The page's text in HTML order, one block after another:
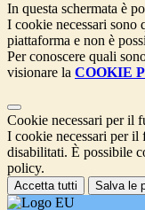
In questa schermata è
I cookie necessari sono
piattaforma e non è
Per conoscere quali
visionare la COOKIE
Cookie necessari per il
I cookie necessari per il
disabilitati. È possibile
policy.
Accetta tutti Salva le